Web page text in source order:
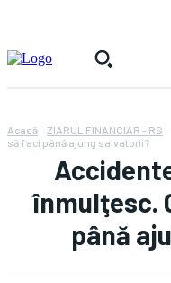
Acasă ZIARUL FINANCIAR - RS
să faci până ajung salvatorii?
înmulţesc.
până